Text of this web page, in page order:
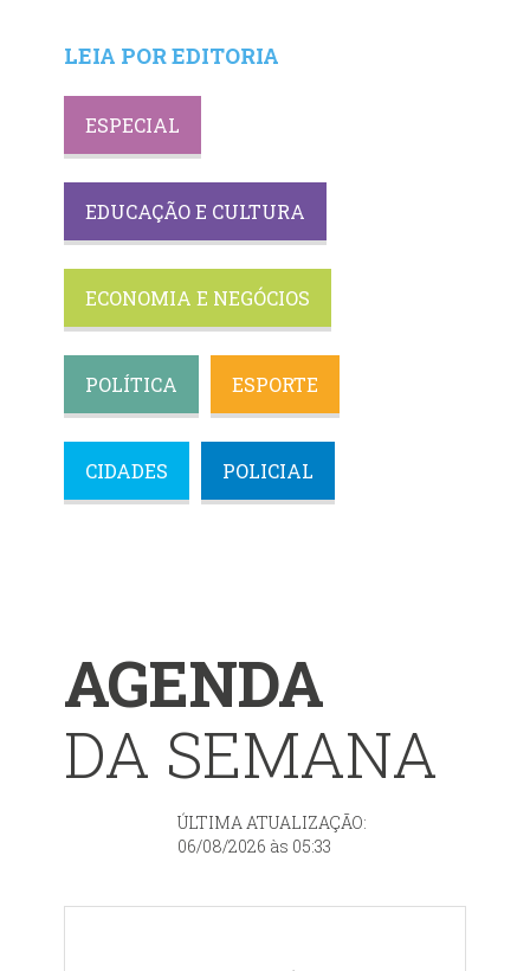
LEIA POR EDITORIA
CIDADES POLICIAL
POLÍTICA ESPORTE
ECONOMIA E NEGÓCIOS
EDUCAÇÃO E CULTURA
ESPECIAL
AGENDA
DA SEMANA
ÚLTIMA ATUALIZAÇÃO:
06/08/2026 às 05:33